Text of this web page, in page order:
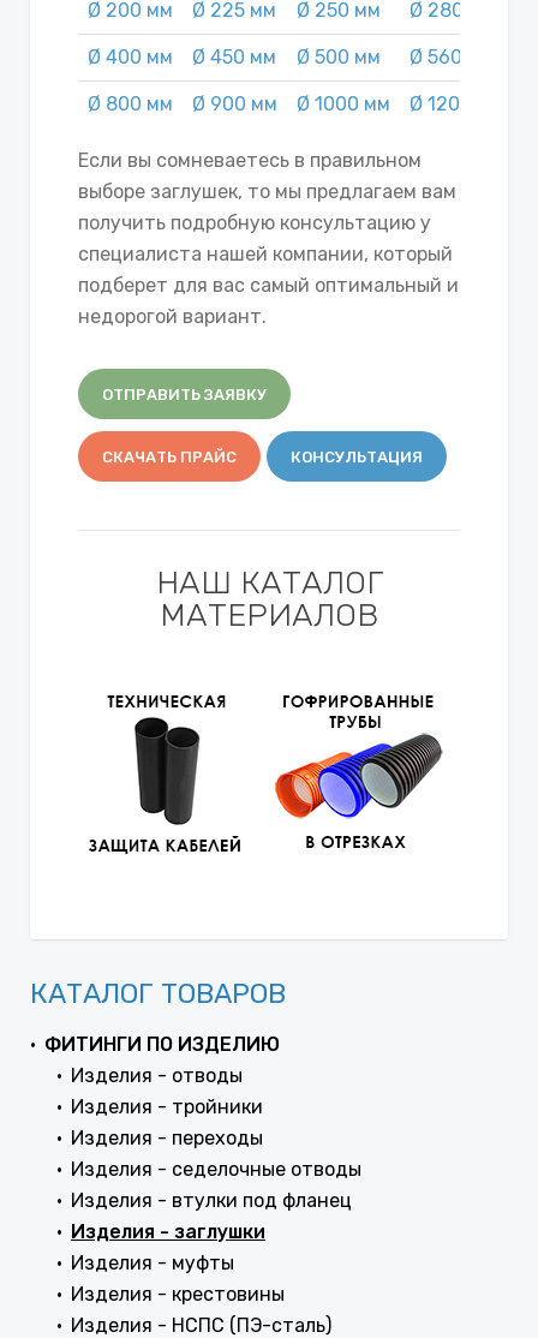
Ø 200 мм Ø 225 мм Ø 250 мм Ø 280 мм
Ø 400 мм Ø 450 мм Ø 500 мм Ø 560 мм
Ø 800 мм Ø 900 мм Ø 1000 мм Ø 1200 мм
Если вы сомневаетесь в правильном
выборе заглушек, то мы предлагаем вам
получить подробную консультацию у
специалиста нашей компании, который
подберет для вас самый оптимальный и
недорогой вариант.
ОТПРАВИТЬ ЗАЯВКУ
СКАЧАТЬ ПРАЙС КОНСУЛЬТАЦИЯ
НАШ КАТАЛОГ
МАТЕРИАЛОВ
КАТАЛОГ ТОВАРОВ
ФИТИНГИ ПО ИЗДЕЛИЮ
Изделия - отводы
Изделия - тройники
Изделия - переходы
Изделия - седелочные отводы
Изделия - втулки под фланец
Изделия - заглушки
Изделия - муфты
Изделия - крестовины
Изделия - НСПС (ПЭ-сталь)